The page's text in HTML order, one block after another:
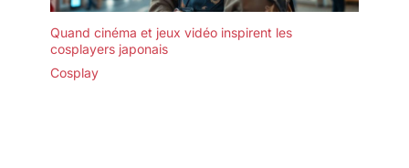
Quand cinéma et jeux vidéo inspirent les
cosplayers japonais
Cosplay